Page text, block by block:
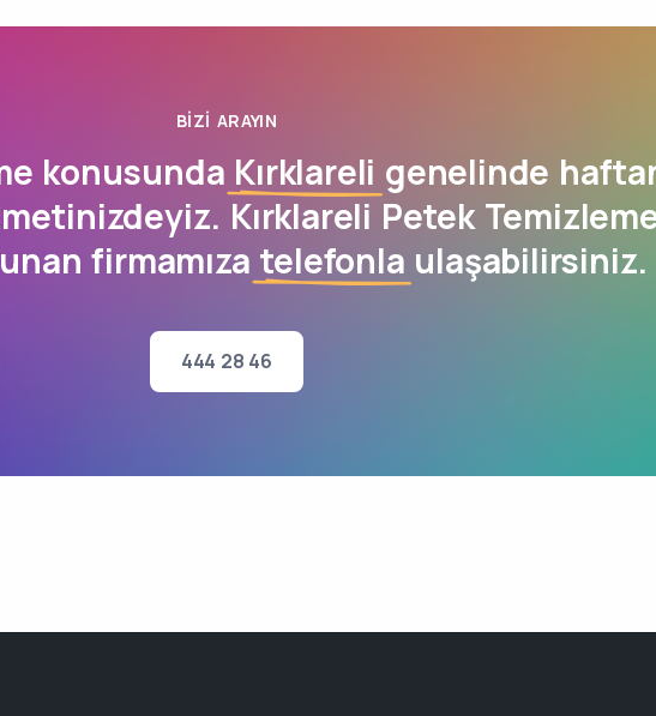
BIZI ARAYIN
konusunda Kırklareli genelinde
Kırklareli Petek
firmamıza telefonla ulaşabilirsiniz.
444 28 46